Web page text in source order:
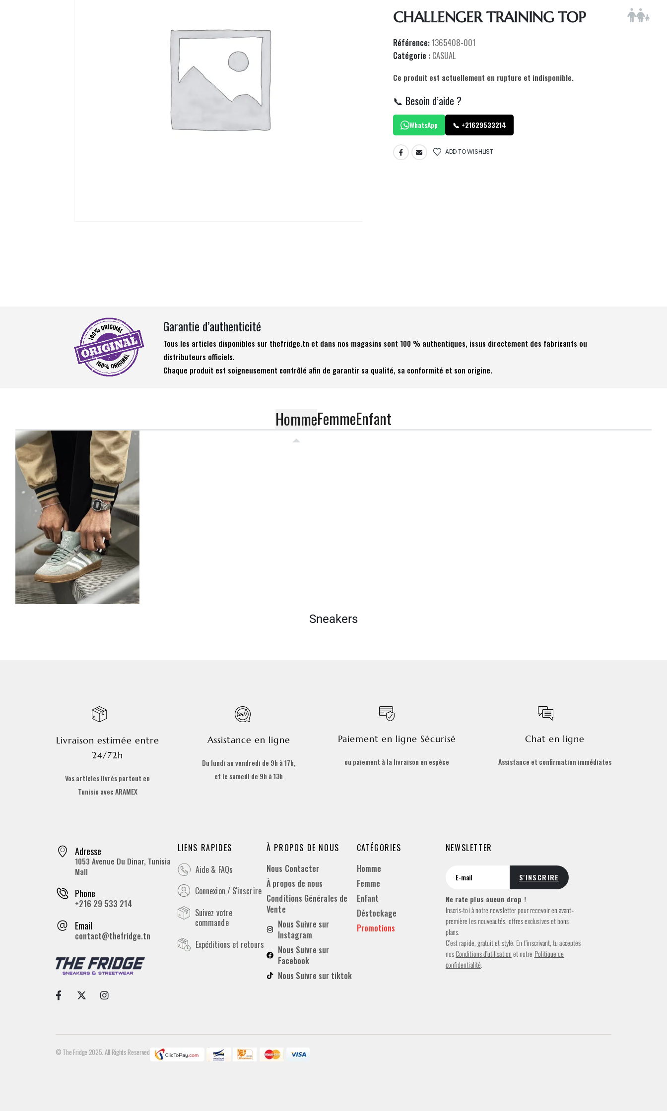
CHALLENGER TRAINING TOP
Référence:1365408-001
Catégorie : CASUAL
Ce produit est actuellement en rupture et indisponible.
📞 Besoin d’aide ?
WhatsApp 📞 +21629533214
ADD TO WISHLIST
Garantie d’authenticité
Tous les articles disponibles sur thefridge.tn et dans nos magasins sont 100 % authentiques, issus directement des fabricants ou
distributeurs officiels.
Chaque produit est soigneusement contrôlé afin de garantir sa qualité, sa conformité et son origine.
HommeFemmeEnfant
Sneakers
Livraison estimée entre
24/72h
Vos articles livrés partout en
Tunisie avec ARAMEX
Assistance en ligne
Du lundi au vendredi de 9h à 17h,
et le samedi de 9h à 13h
Paiement en ligne Sécurisé
ou paiement à la livraison en espèce
Chat en ligne
Assistance et confirmation immédiates
Adresse
1053 Avenue Du Dinar, Tunisia
Mall
Phone
+216 29 533 214
Email
contact@thefridge.tn
LIENS RAPIDES
Aide & FAQs
Connexion / S'inscrire
Suivez votre
commande
Expéditions et retours
À PROPOS DE NOUS
Nous Contacter
À propos de nous
Conditions Générales de
Vente
Nous Suivre sur
Instagram
Nous Suivre sur
Facebook
Nous Suivre sur tiktok
CATÉGORIES
Homme
Femme
Enfant
Déstockage
Promotions
NEWSLETTER
Ne rate plus aucun drop !
Inscris-toi à notre newsletter pour recevoir en avant-
première les nouveautés, offres exclusives et bons
plans.
C’est rapide, gratuit et stylé. En t’inscrivant, tu acceptes
nosConditions d’utilisationet notre Politique de
confidentialité.
© The Fridge 2025. All Rights Reserved